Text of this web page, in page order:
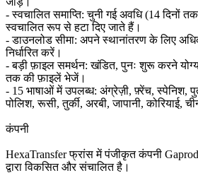
- स्वचालित समाप्ति: चुनी गई अवधि (14 दिनों
स्वचालित रूप से हटा दिए जाते हैं।
- डाउनलोड सीमा: अपने स्थानांतरण के लिए
निर्धारित करें।
- बड़ी फ़ाइल समर्थन: खंडित, पुनः शुरू करने
तक की फ़ाइलें भेजें।
- 15 भाषाओं में उपलब्ध: अंग्रेज़ी, फ़्रेंच, स्पेनिश,
पोलिश, रूसी, तुर्की, अरबी, जापानी, कोरियाई,
कंपनी
HexaTransfer फ्रांस में पंजीकृत कंपनी
द्वारा विकसित और संचालित है।